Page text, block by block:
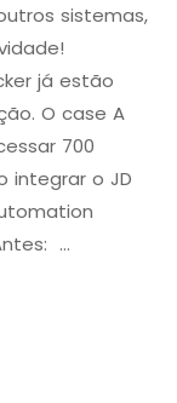
sistemas,
já estão
O case A
700
integrar o JD
…